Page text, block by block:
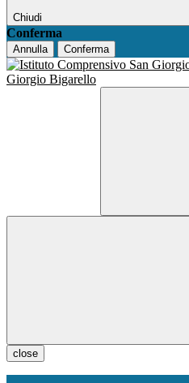
Chiudi
Conferma
Annulla Conferma
close